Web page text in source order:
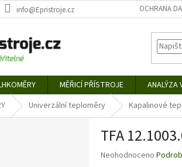
info@Epristroje.cz OCHRANA
MĚŘICÍ PŘÍSTROJE ANALÝZA
Univerzální teploměry Kapalinové
TFA
Průměrné
Neohodnoceno